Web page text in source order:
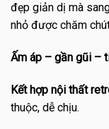
đẹp giản dị mà
nhỏ được chăm
Ấm áp – gần gũi –
Kết hợp nội thất
thuộc, dễ chịu.